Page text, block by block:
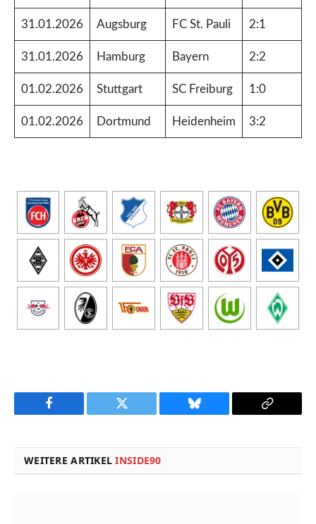
31.01.2026 Augsburg FC St. Pauli 2:1
31.01.2026 Hamburg Bayern 2:2
01.02.2026 Stuttgart SC Freiburg 1:0
01.02.2026 Dortmund Heidenheim 3:2
Facebook Twitter Bluesky
Copy
WEITERE ARTIKELINSIDE90